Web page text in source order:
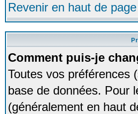
Revenir en haut de page
Comment puis-je
Toutes vos préférences
base de données. Pour
(généralement en haut